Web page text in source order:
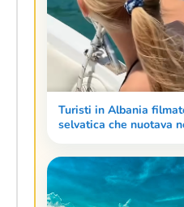
Turisti in Albania
selvatica che nuotava